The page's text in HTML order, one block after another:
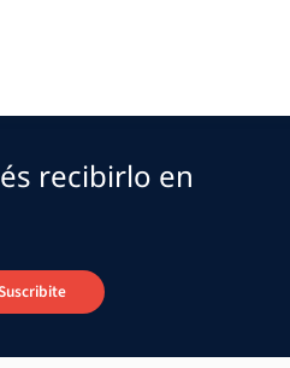
recibirlo en